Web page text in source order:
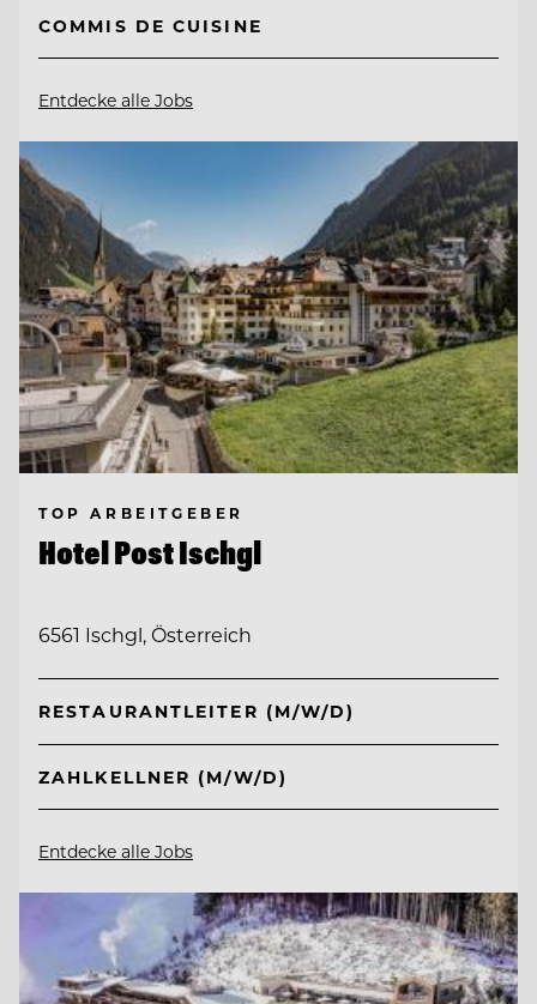
COMMIS DE CUISINE
Entdecke alle Jobs
TOP ARBEITGEBER
Hotel Post Ischgl
6561 Ischgl, Österreich
RESTAURANTLEITER (M/W/D)
ZAHLKELLNER (M/W/D)
Entdecke alle Jobs